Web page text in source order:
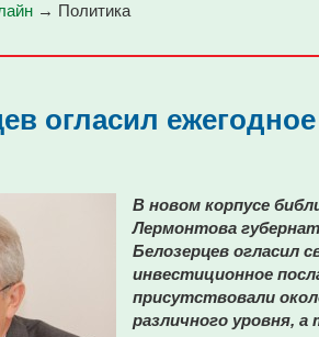
→ Политика
огласил
В новом корпусе
Лермонтова
Белозерцев огласил
инвестиционное
присутствовали
различного уровня,